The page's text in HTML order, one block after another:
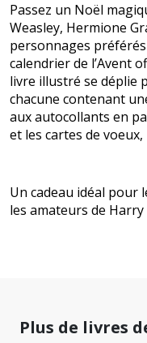
Passez un Noël
Weasley, Hermione
personnages
calendrier de l’Avent
livre illustré se déplie
chacune contenant
aux autocollants en
et les cartes de
Un cadeau idéal pour
les amateurs de
Plus de livres